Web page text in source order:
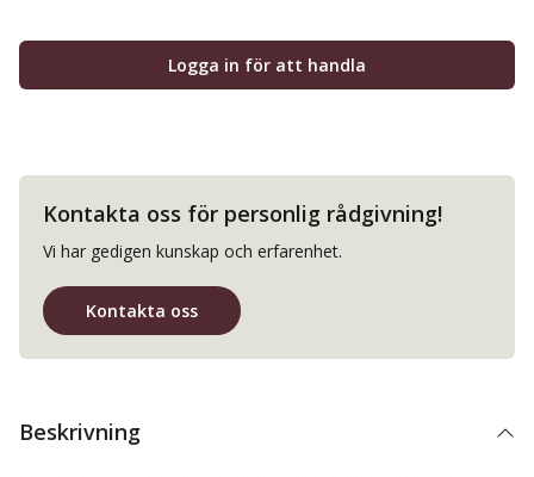
Logga in för att handla
Kontakta oss för personlig rådgivning!
Vi har gedigen kunskap och erfarenhet.
Kontakta oss
Beskrivning